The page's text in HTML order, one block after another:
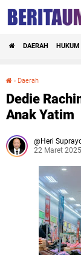
DAERAH HUKUM
› Daerah
Dedie
Anak Yatim
Heri
22 Maret